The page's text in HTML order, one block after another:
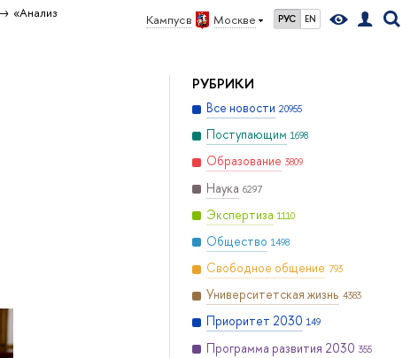
Кампус в Москве РУС EN
«Анализ
РУБРИКИ
Все новости 20955
Поступающим 1698
Образование 3809
Наука 6297
Экспертиза 1110
Общество 1498
Свободное общение 793
Университетская жизнь 4383
Приоритет 2030 149
Программа развития 2030 355